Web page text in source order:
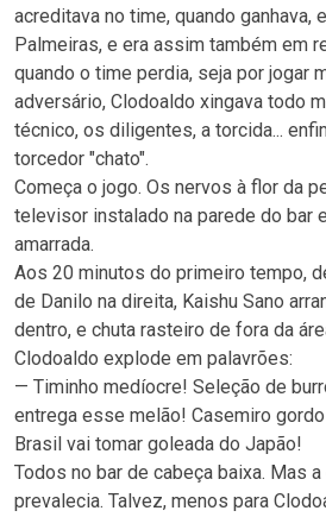
acreditava no time, quando ganhava,
Palmeiras, e era assim também em
quando o time perdia, seja por jogar
adversário, Clodoaldo xingava todo
técnico, os diligentes, a torcida...
torcedor "chato".
Começa o jogo. Os nervos à flor da
televisor instalado na parede do bar
amarrada.
Aos 20 minutos do primeiro tempo,
de Danilo na direita, Kaishu Sano
dentro, e chuta rasteiro de fora da
Clodoaldo explode em palavrões:
— Timinho medíocre! Seleção de
entrega esse melão! Casemiro
Brasil vai tomar goleada do Japão!
Todos no bar de cabeça baixa. Mas
prevalecia. Talvez, menos para